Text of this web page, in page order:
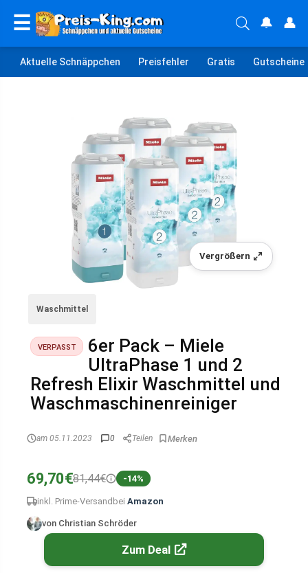
☰ 🔔 👤
Aktuelle Schnäppchen Preisfehler Gratis Gutscheine
Vergrößern
Waschmittel
VERPASST
6er Pack – Miele
UltraPhase 1 und 2
Refresh Elixir Waschmittel und
Waschmaschinenreiniger
am 05.11.2023 0 Teilen
69,70€81,44€ -14%
inkl. Prime-Versand bei Amazon
von Christian Schröder
Zum Deal